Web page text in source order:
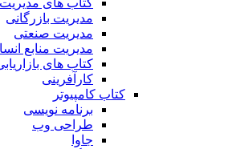
مدیریت بازرگانی
مدیریت صنعتی
مدیریت منابع
کتاب های
کارآفرینی
کتاب کامپیوتر
برنامه نویسی
طراحی وب
جاوا